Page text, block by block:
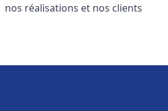
nos réalisations et nos clients